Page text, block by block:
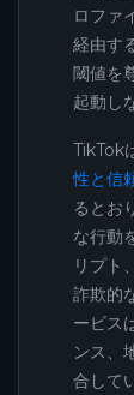
ロファ
経由す
閾値を
起動し
TikTok
性と信
るとお
な行動
リプト
詐欺的
ービス
ンス、
合して